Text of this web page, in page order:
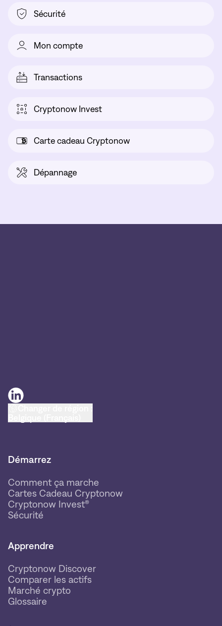
Sécurité
Mon compte
Transactions
Cryptonow Invest
Carte cadeau Cryptonow
Dépannage
Démarrez
Comment ça marche
Cartes Cadeau Cryptonow
Cryptonow Invest®
Sécurité
Apprendre
Cryptonow Discover
Comparer les actifs
Marché crypto
Glossaire